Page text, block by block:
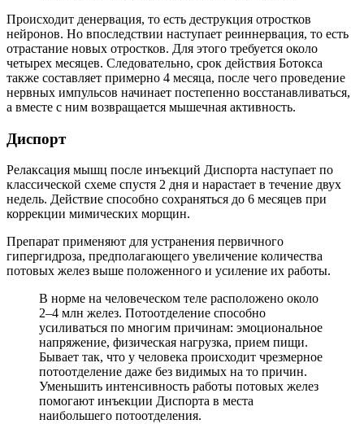
Происходит денервация, то есть деструкция отростков
нейронов. Но впоследствии наступает реиннервация, то есть
отрастание новых отростков. Для этого требуется около
четырех месяцев. Следовательно, срок действия Ботокса
также составляет примерно 4 месяца, после чего проведение
нервных импульсов начинает постепенно восстанавливаться,
а вместе с ним возвращается мышечная активность.
Диспорт
Релаксация мышц после инъекций Диспорта наступает по
классической схеме спустя 2 дня и нарастает в течение двух
недель. Действие способно сохраняться до 6 месяцев при
коррекции мимических морщин.
Препарат применяют для устранения первичного
гипергидроза, предполагающего увеличение количества
потовых желез выше положенного и усиление их работы.
В норме на человеческом теле расположено около
2–4 млн желез. Потоотделение способно
усиливаться по многим причинам: эмоциональное
напряжение, физическая нагрузка, прием пищи.
Бывает так, что у человека происходит чрезмерное
потоотделение даже без видимых на то причин.
Уменьшить интенсивность работы потовых желез
помогают инъекции Диспорта в места
наибольшего потоотделения.